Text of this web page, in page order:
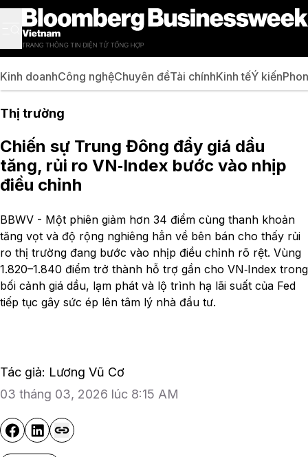
Kinh doanhCông nghệChuyên đềTài chínhKinh tếÝ kiến
Thị trường
Chiến sự Trung Đông đẩy giá dầu
tăng, rủi ro VN‑Index bước vào nhịp
điều chỉnh
BBWV - Một phiên giảm hơn 34 điểm cùng thanh khoản
tăng vọt và độ rộng nghiêng hẳn về bên bán cho thấy rủi
ro thị trường đang bước vào nhịp điều chỉnh rõ rệt. Vùng
1.820–1.840 điểm trở thành hỗ trợ gần cho VN‑Index trong
bối cảnh giá dầu, lạm phát và lộ trình hạ lãi suất của Fed
tiếp tục gây sức ép lên tâm lý nhà đầu tư.
Tác giả: Lương Vũ Cơ
03 tháng 03, 2026 lúc 8:15 AM